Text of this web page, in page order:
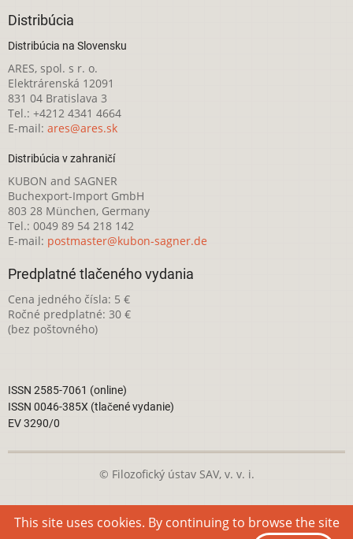
Distribúcia
Distribúcia na Slovensku
ARES, spol. s r. o.
Elektrárenská 12091
831 04 Bratislava 3
Tel.: +4212 4341 4664
E-mail: ares@ares.sk
Distribúcia v zahraničí
KUBON and SAGNER
Buchexport-Import GmbH
803 28 München, Germany
Tel.: 0049 89 54 218 142
E-mail: postmaster@kubon-sagner.de
Predplatné tlačeného vydania
Cena jedného čísla: 5 €
Ročné predplatné: 30 €
(bez poštovného)
ISSN 2585-7061 (online)
ISSN 0046-385X (tlačené vydanie)
EV 3290/0
© Filozofický ústav SAV, v. v. i.
Táto webová stránka je licencovaná podCreative Commons
Attribution-NonCommercial 4.0 International License
This site uses cookies. By continuing to browse the site